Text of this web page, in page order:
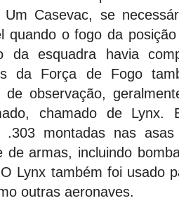
Um Casevac, se
quando o fogo da
da esquadra havia
da Força de Fogo
de observação,
chamado de Lynx.
.303 montadas nas
de armas, incluindo
Lynx também foi usado
outras aeronaves.